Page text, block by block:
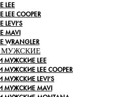
LEE
COOPER
MAVI
МУЖСКИЕ
МУЖСКИЕ LEE
LEE COOPER
LEVI’S
МУЖСКИЕ MAVI